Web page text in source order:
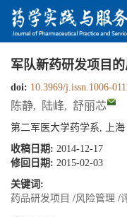
军队新药研发项目
doi: 10.3969/j.issn.1006-
陈静, 陆峰, 舒丽芯
第二军医大学药学系, 上海
收稿日期: 2014-12-17
修回日期: 2015-02-03
关键词:
药品研发项目 /风险管理 /